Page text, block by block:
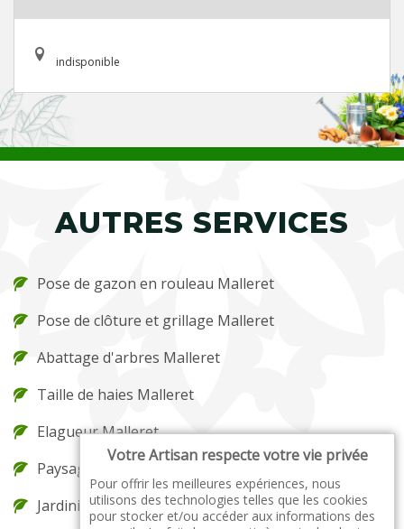
indisponible
AUTRES SERVICES
Pose de gazon en rouleau Malleret
Pose de clôture et grillage Malleret
Abattage d'arbres Malleret
Taille de haies Malleret
Elagueur Malleret
Paysagiste Malleret
Jardinier Malleret
Votre Artisan respecte votre vie privée
Pour offrir les meilleures expériences, nous
utilisons des technologies telles que les cookies
pour stocker et/ou accéder aux informations des